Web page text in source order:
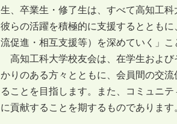
生、卒業生・修了生は、すべて高知工
彼らの活躍を積極的に支援するととも
流促進・相互支援等）を深めていく」こ
高知工科大学校友会は、在学生およ
かりのある方々とともに、会員間の交
ることを目指します。また、コミュニ
に貢献することを期するものであります。